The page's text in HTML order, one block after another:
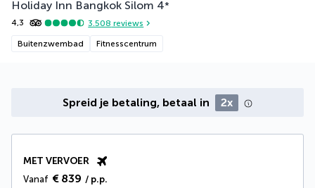
Holiday Inn Bangkok Silom 4*
4,3 3.508 reviews
Buitenzwembad Fitnesscentrum
Spreid je betaling, betaal in 2x
MET VERVOER
Vanaf € 839 / p.p.